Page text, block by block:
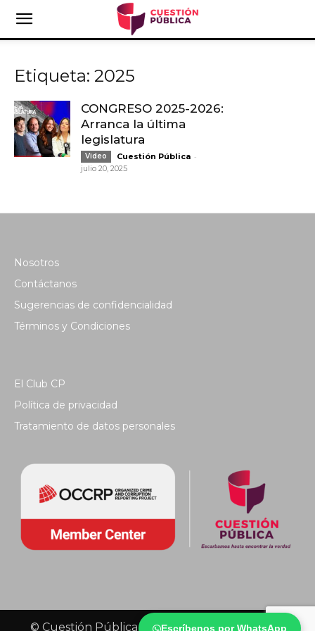
Escríbenos por WhatsApp
Etiqueta: 2025
CONGRESO 2025-2026:
Arranca la última
legislatura
Video Cuestión Pública -
julio 20, 2025
Nosotros
Contáctanos
Sugerencias de confidencialidad
Términos y Condiciones
El Club CP
Política de privacidad
Tratamiento de datos personales
© Cuestión Pública 2018 - Todos los derechos